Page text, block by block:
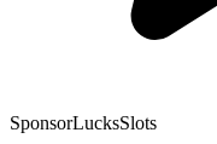
SponsorLucksSlots